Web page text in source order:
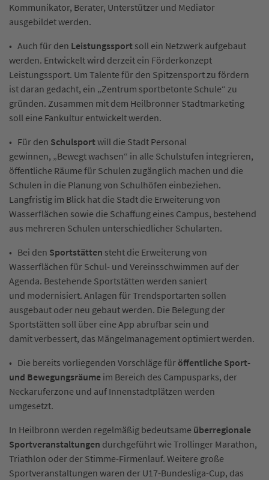
Kommunikator, Berater, Unterstützer und Mediator
ausgebildet werden.
• Auch für den Leistungssport soll ein Netzwerk aufgebaut
werden. Entwickelt wird derzeit ein Förderkonzept
Leistungssport. Um Talente für den Spitzensport zu fördern
ist daran gedacht, ein „Zentrum sportbetonte Schule“ zu
gründen. Zusammen mit dem Heilbronner Stadtmarketing
soll eine Fankultur entwickelt werden.
• Für den Schulsportwill die Stadt Personal
gewinnen, „Bewegt wachsen“ in alle Schulstufen integrieren,
öffentliche Räume für Schulen zugänglich machen und die
Schulen in die Planung von Schulhöfen einbeziehen.
Langfristig im Blick hat die Stadt die Erweiterung von
Wasserflächen sowie die Schaffung eines Campus, bestehend
aus mehreren Schulen unterschiedlicher Schularten.
• Bei den Sportstätten steht die Erweiterung von
Wasserflächen für Schul- und Vereinsschwimmen auf der
Agenda. Bestehende Sportstätten werden saniert
und modernisiert. Anlagen für Trendsportarten sollen
ausgebaut oder neu gebaut werden. Die Belegung der
Sportstätten soll über eine App abrufbar sein und
damit verbessert, das Mängelmanagement optimiert werden.
• Die bereits vorliegenden Vorschläge für öffentliche Sport-
und Bewegungsräume im Bereich des Campusparks, der
Neckaruferzone und auf Innenstadtplätzen werden
umgesetzt.
In Heilbronn werden regelmäßig bedeutsame überregionale
Sportveranstaltungen durchgeführt wie Trollinger Marathon,
Triathlon oder der Stimme-Firmenlauf. Weitere große
Sportveranstaltungen waren der U17-Bundesliga-Cup, das